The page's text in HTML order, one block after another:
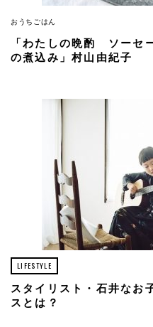
おうちごはん
「わたしの晩酌 ソーセ
の煮込み」村山由紀子
LIFESTYLE
スタイリスト・石井なお
スとは？